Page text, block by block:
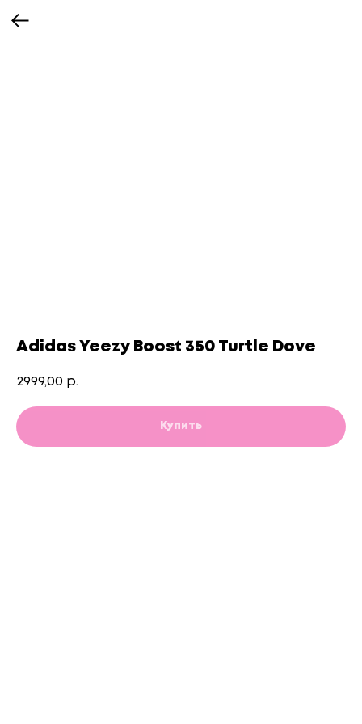
Adidas Yeezy Boost 350 Turtle Dove
2999,00 р.
Купить